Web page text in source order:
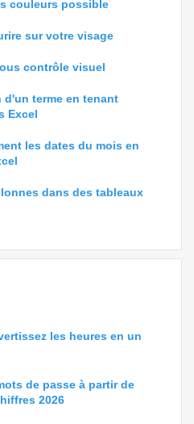
couleurs possible
sur votre visage
contrôle visuel
d'un terme en tenant
Excel
les dates du mois en
dans des tableaux
les heures en un
de passe à partir de
2026